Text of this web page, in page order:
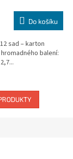
Do košíku
sad – karton
balení: